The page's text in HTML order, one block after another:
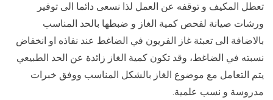
تعطل المكيف و توقفه عن العمل لذا نسعى دائما الى توفير
ورشات صيانة لفحص كمية الغاز و ضبطها بالحد المناسب
بالاضافة الى تعبئة غاز الفريون في الضاغط عند نفاذه او انخفاض
نسبته في الضاغط، وقد تكون كمية الغاز زائدة عن الحد الطبيعي
يتم التعامل مع موضوع الغاز بالشكل المناسب ووفق خبرات
مدروسة و نسب علمية.